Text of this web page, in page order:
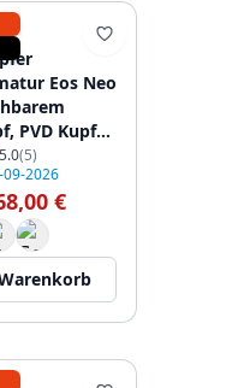
Eos Neo
PVD Kupfer
5.0(5)
2026
€